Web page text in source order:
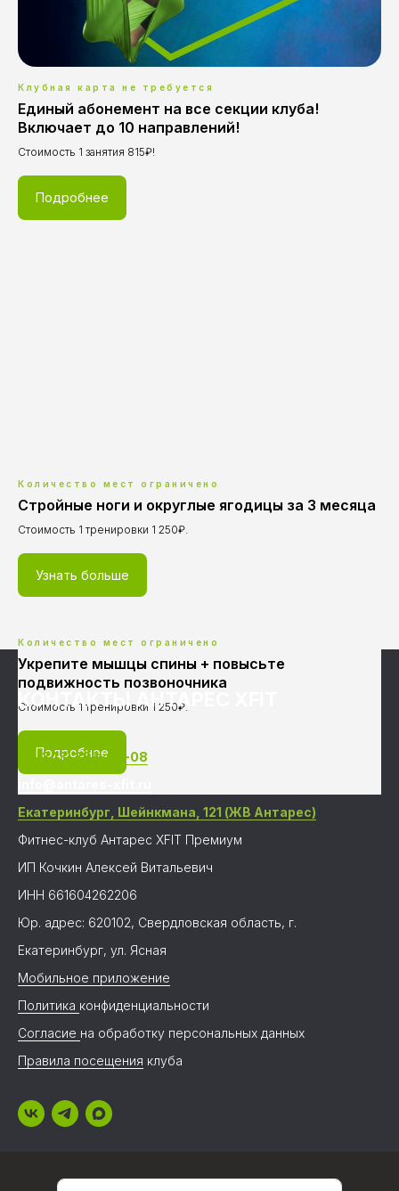
Клубная карта не требуется
Единый абонемент на все секции клуба!
Включает до 10 направлений!
Стоимость 1 занятия 815₽!
Подробнее
Количество мест ограничено
Укрепите мышцы спины + повысьте
подвижность позвоночника
Cтоимость 1 тренировки 1 250₽.
Подробнее
Количество мест ограничено
Стройные ноги и округлые ягодицы за 3 месяца
Стоимость 1 тренировки 1 250₽.
Узнать больше
КОНТАКТЫ АНТАРЕС XFIT
+7 (343) 286-08-08
Екатеринбург, Шейнкмана, 121 (ЖВ Антарес)
Фитнес-клуб Антарес XFIT Премиум
ИП Кочкин Алексей Витальевич
ИНН 661604262206
Юр. адрес: 620102, Свердловская область, г.
Екатеринбург, ул. Ясная
Мобильное приложение
Политика конфиденциальности
Согласие на обработку персональных данных
Правила посещения клуба